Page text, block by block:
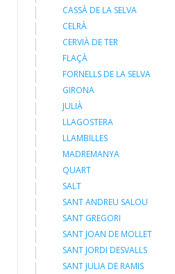
CASSÀ DE LA SELVA
CELRÀ
CERVIÀ DE TER
FLAÇÀ
FORNELLS DE LA SELVA
GIRONA
JULIÀ
LLAGOSTERA
LLAMBILLES
MADREMANYA
QUART
SALT
SANT ANDREU SALOU
SANT GREGORI
SANT JOAN DE MOLLET
SANT JORDI DESVALLS
SANT JULIA DE RAMIS